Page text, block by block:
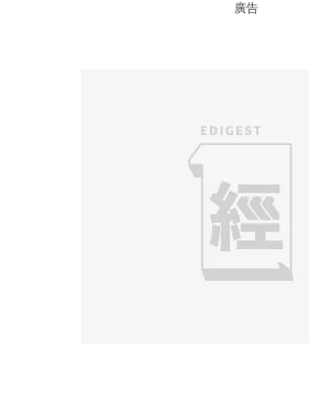
廣告